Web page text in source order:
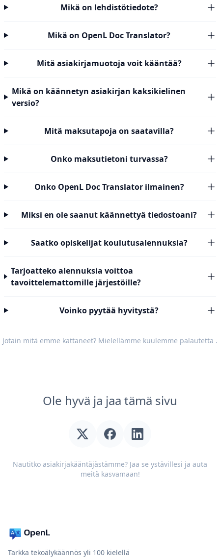
Mikä on lehdistötiedote?
Mikä on OpenL Doc Translator?
Mitä asiakirjamuotoja voit kääntää?
Mikä on käännetyn asiakirjan kaksikielinen
versio?
Mitä maksutapoja on saatavilla?
Onko maksutietoni turvassa?
Onko OpenL Doc Translator ilmainen?
Miksi en ole saanut käännettyä tiedostoani?
Saatko opiskelijat koulutusalennuksia?
Tarjoatteko alennuksia voittoa
tavoittelemattomille järjestöille?
Voinko pyytää hyvitystä?
Jotain mitä emme kattaneet? Mielellämme kuulemme palautetta .
Ole hyvä ja jaa tämä sivu
Nautitko asiakirjakääntäjästämme? Jaa se ystävillesi ja auta
meitä kasvamaan!
Tarkka tekoälykäännös yli 100 kielellä